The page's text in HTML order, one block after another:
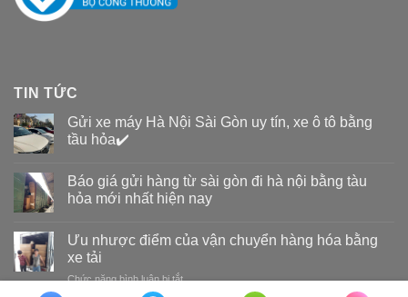
TIN TỨC
Gửi xe máy Hà Nội Sài Gòn uy tín, xe ô tô bằng
tầu hỏa✔️
Báo giá gửi hàng từ sài gòn đi hà nội bằng tàu
hỏa mới nhất hiện nay
Ưu nhược điểm của vận chuyển hàng hóa bằng
xe tải
Chức năng bình luận bị tắtở